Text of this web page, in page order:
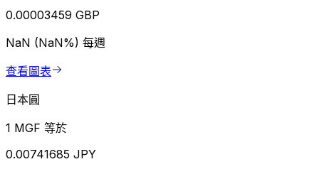
0.00003459 GBP
NaN (NaN%) 每週
查看圖表
日本圓
1 MGF 等於
0.00741685 JPY